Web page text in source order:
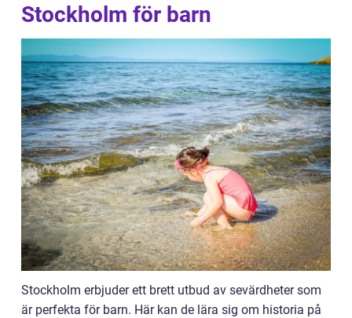
Stockholm för barn
Stockholm erbjuder ett brett utbud av sevärdheter som
är perfekta för barn. Här kan de lära sig om historia på